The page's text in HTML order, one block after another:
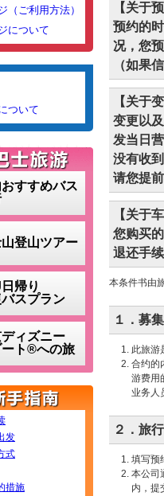
【关于
预约的
况，您
（如果
【关于
变更以
发当日
没有收
请您提
【关于
您购买
退还手
本条件书由
１．募
此旅游
合约的
游费用
业务人
２．旅
填写预
本公司
内，提
（ご利用方法）
について
ついて
おすすめバス
登山ツアー
帰り
スプラン
ィズニー
ート®への旅
发
式
措施